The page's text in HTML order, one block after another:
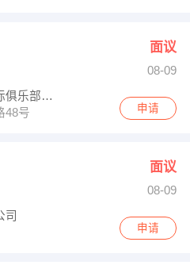
面议
08-09
南京市秦淮区东方国际俱乐部有限公司
48号
申请
面议
08-09
司
申请